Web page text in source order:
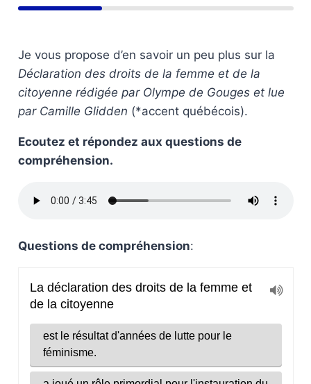
Je vous propose d’en savoir un peu plus sur la
Déclaration des droits de la femme et de la
citoyenne rédigée par Olympe de Gouges et lue
par Camille Glidden (*accent québécois).
Ecoutez et répondez aux questions de
compréhension.
Questions de compréhension: